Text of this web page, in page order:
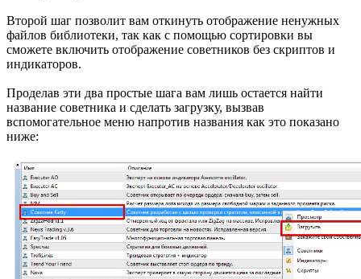
Второй шаг позволит вам откинуть отображение ненужных
файлов библиотеки, так как с помощью сортировки вы
сможете включить отображение советников без скриптов и
индикаторов.
Проделав эти два простые шага вам лишь остается найти
название советника и сделать загрузку, вызвав
вспомогательное меню напротив названия как это показано
ниже: